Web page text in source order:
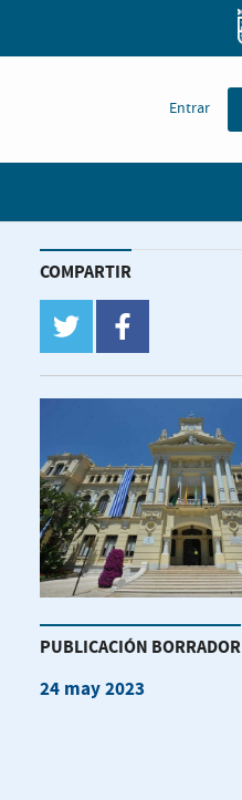
Entrar
COMPARTIR
twitter
PUBLICACIÓN BORRADOR
24 may 2023